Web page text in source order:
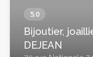
Bijoutier,
DEJEAN